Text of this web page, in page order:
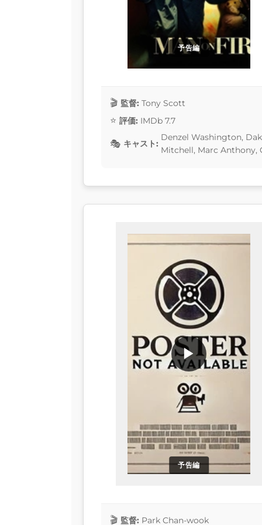
予告編
監督: Tony Scott
評価: IMDb 7.7
キャスト:
Denzel Washington,
Mitchell, Marc Anthony,
予告編
▶
監督: Park Chan-wook